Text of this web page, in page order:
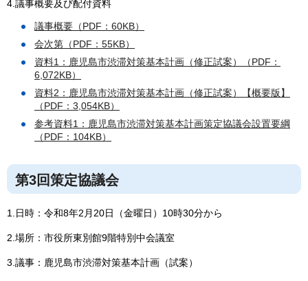
4.議事概要及び配付資料
議事概要（PDF：60KB）
会次第（PDF：55KB）
資料1：鹿児島市渋滞対策基本計画（修正試案）（PDF：
6,072KB）
資料2：鹿児島市渋滞対策基本計画（修正試案）【概要版】
（PDF：3,054KB）
参考資料1：鹿児島市渋滞対策基本計画策定協議会設置要綱
（PDF：104KB）
第3回策定協議会
1.日時：令和8年2月20日（金曜日）10時30分から
2.場所：市役所東別館9階特別中会議室
3.議事：鹿児島市渋滞対策基本計画（試案）